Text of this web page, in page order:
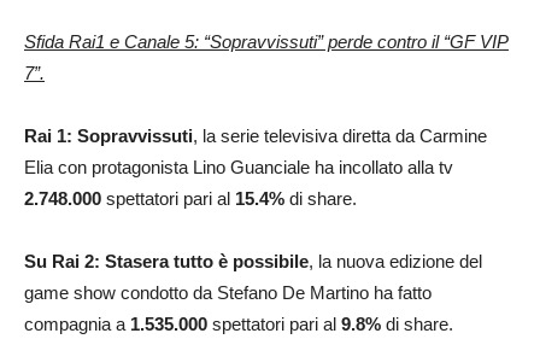
Sfida Rai1 e Canale 5: “Sopravvissuti” perde contro il “GF VIP
7”.
Rai 1: Sopravvissuti, la serie televisiva diretta da Carmine
Elia con protagonista Lino Guanciale ha incollato alla tv
2.748.000 spettatori pari al 15.4% di share.
Su Rai 2: Stasera tutto è possibile, la nuova edizione del
game show condotto da Stefano De Martino ha fatto
compagnia a 1.535.000 spettatori pari al 9.8% di share.